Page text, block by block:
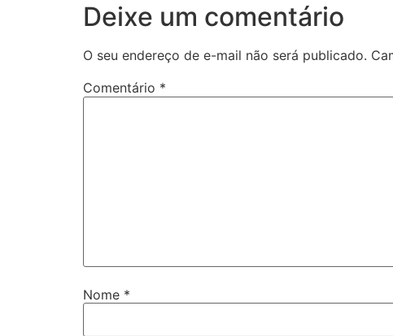
Deixe um comentário
O seu endereço de e-mail não será publicado.
Comentário *
Nome *